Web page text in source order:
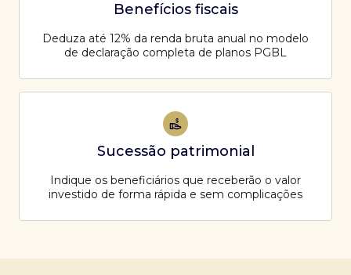
Benefícios fiscais
Deduza até 12% da renda bruta anual no modelo
de declaração completa de planos PGBL
Sucessão patrimonial
Indique os beneficiários que receberão o valor
investido de forma rápida e sem complicações